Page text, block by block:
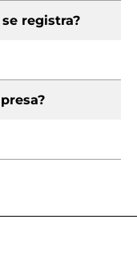
registra?